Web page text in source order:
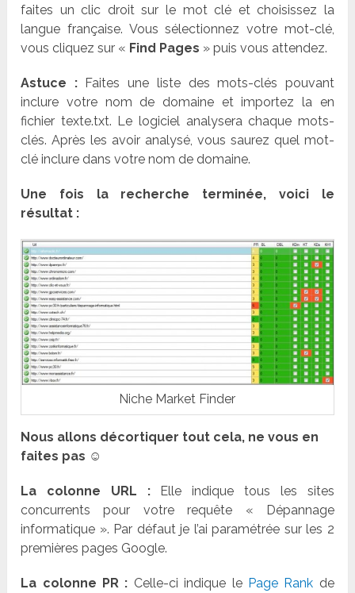
faites un clic droit sur le mot clé et choisissez la
langue française. Vous sélectionnez votre mot-clé,
vous cliquez sur « Find Pages » puis vous attendez.
Astuce :Faites une liste des mots-clés pouvant
inclure votre nom de domaine et importez la en
fichier texte.txt. Le logiciel analysera chaque mots-
clés. Après les avoir analysé, vous saurez quel mot-
clé inclure dans votre nom de domaine.
Une fois la recherche terminée, voici le
résultat :
Niche Market Finder
Nous allons décortiquer tout cela, ne vous en
faites pas ☺
La colonne URL :Elle indique tous les sites
concurrents pour votre requête « Dépannage
informatique ». Par défaut je l’ai paramétrée sur les 2
premières pages Google.
La colonne PR : Celle-ci indique le Page Rank de